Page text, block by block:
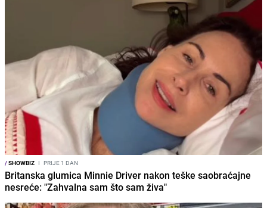
/SHOWBIZ I PRIJE 1 DAN
Britanska glumica Minnie Driver nakon teške saobraćajne
nesreće: "Zahvalna sam što sam živa"